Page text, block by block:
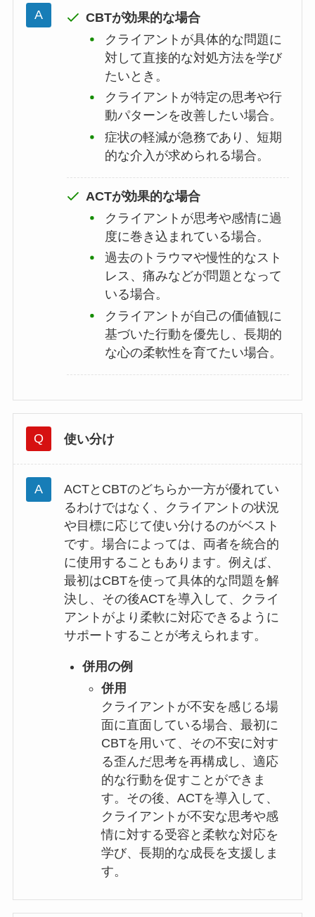
CBTが効果的な場合
クライアントが具体的な問題に
対して直接的な対処方法を学び
たいとき。
クライアントが特定の思考や行
動パターンを改善したい場合。
症状の軽減が急務であり、短期
的な介入が求められる場合。
ACTが効果的な場合
クライアントが思考や感情に過
度に巻き込まれている場合。
過去のトラウマや慢性的なスト
レス、痛みなどが問題となって
いる場合。
クライアントが自己の価値観に
基づいた行動を優先し、長期的
な心の柔軟性を育てたい場合。
使い分け
ACTとCBTのどちらか一方が優れてい
るわけではなく、クライアントの状況
や目標に応じて使い分けるのがベスト
です。場合によっては、両者を統合的
に使用することもあります。例えば、
最初はCBTを使って具体的な問題を解
決し、その後ACTを導入して、クライ
アントがより柔軟に対応できるように
サポートすることが考えられます。
併用の例
併用
クライアントが不安を感じる場
面に直面している場合、最初に
CBTを用いて、その不安に対す
る歪んだ思考を再構成し、適応
的な行動を促すことができま
す。その後、ACTを導入して、
クライアントが不安な思考や感
情に対する受容と柔軟な対応を
学び、長期的な成長を支援しま
す。